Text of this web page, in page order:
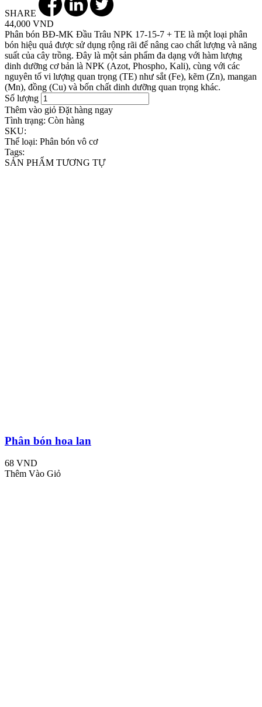
SHARE
44,000 VND
Phân bón BĐ-MK Đầu Trâu NPK 17-15-7 + TE là một loại phân
bón hiệu quả được sử dụng rộng rãi để nâng cao chất lượng và năng
suất của cây trồng. Đây là một sản phẩm đa dạng với hàm lượng
dinh dưỡng cơ bản là NPK (Azot, Phospho, Kali), cùng với các
nguyên tố vi lượng quan trọng (TE) như sắt (Fe), kẽm (Zn), mangan
(Mn), đồng (Cu) và bốn chất dinh dưỡng quan trọng khác.
Số lượng
Thêm vào giỏ Đặt hàng ngay
Tình trạng: Còn hàng
SKU:
Thể loại: Phân bón vô cơ
Tags:
SẢN PHẨM TƯƠNG TỰ
Phân bón hoa lan
68 VND
Thêm Vào Giỏ